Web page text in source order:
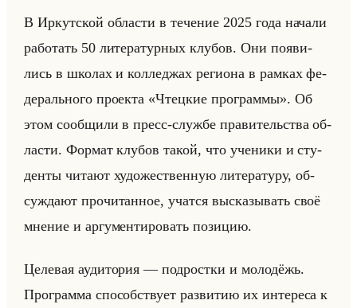
В Ир­кут­ской об­ла­сти в те­че­ние 2025 года на­ча­ли
ра­бо­тать 50 ли­те­ра­тур­ных клу­бов. Они по­яви­
лись в шко­лах и кол­ле­джах ре­ги­она в рам­ках фе­
де­рально­го про­ек­та «Чтецкие программы». Об
этом со­об­щи­ли в пресс-служ­бе пра­ви­тельства об­
ла­сти. Фор­мат клу­бов такой, что уче­ни­ки и сту­
ден­ты чи­та­ют ху­до­же­ствен­ную ли­те­ра­ту­ру, об­
суж­да­ют про­чи­тан­ное, учат­ся вы­ска­зы­вать своё
мне­ние и ар­гу­мен­ти­ро­вать по­зи­цию.
Це­ле­вая ауди­то­рия — под­рост­ки и мо­ло­дёжь.
Про­грам­ма спо­соб­ству­ет раз­ви­тию их ин­те­ре­са к